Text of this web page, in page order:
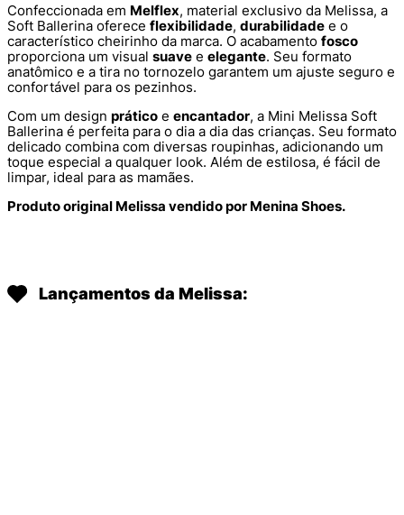
Confeccionada em Melflex, material exclusivo da Melissa, a
Soft Ballerina oferece flexibilidade, durabilidade e o
característico cheirinho da marca. O acabamento fosco
proporciona um visual suave e elegante. Seu formato
anatômico e a tira no tornozelo garantem um ajuste seguro e
confortável para os pezinhos.
Com um design prático e encantador, a Mini Melissa Soft
Ballerina é perfeita para o dia a dia das crianças. Seu formato
delicado combina com diversas roupinhas, adicionando um
toque especial a qualquer look. Além de estilosa, é fácil de
limpar, ideal para as mamães.
Produto original Melissa vendido por Menina Shoes.
Lançamentos da Melissa: